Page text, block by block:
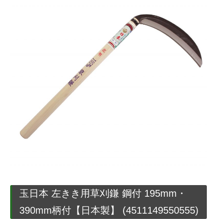
玉日本 左きき用草刈鎌 鋼付 195mm・
390mm柄付【日本製】 (4511149550555)